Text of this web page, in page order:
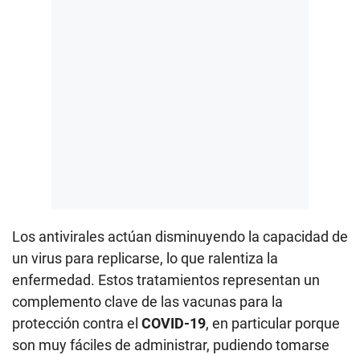
Los antivirales actúan disminuyendo la capacidad de
un virus para replicarse, lo que ralentiza la
enfermedad. Estos tratamientos representan un
complemento clave de las vacunas para la
protección contra el COVID-19, en particular porque
son muy fáciles de administrar, pudiendo tomarse